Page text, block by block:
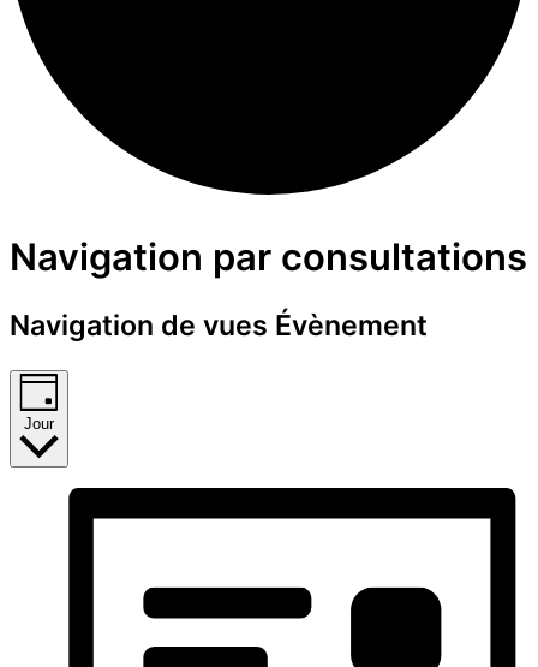
Évènements
for
16
avril
2025
Navigation par consultations
Navigation de vues Évènement
Jour